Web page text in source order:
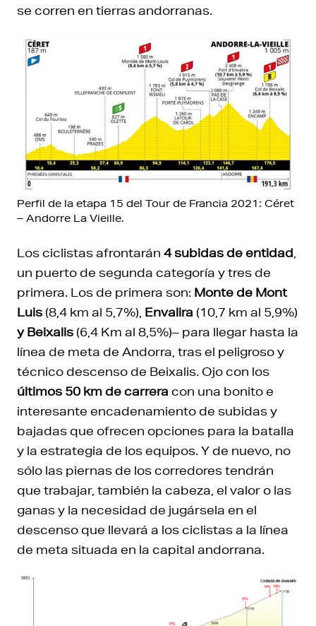
se corren en tierras andorranas.
Perfil de la etapa 15 del Tour de Francia 2021: Céret
– Andorre La Vieille.
Los ciclistas afrontarán 4 subidas de entidad
un puerto de segunda categoría y tres de
primera. Los de primera son: Monte de Mont
Luis (8,4 km al 5,7%), Envalira (10,7 km al 5,9%)
y Beixalis (6,4 Km al 8,5%)– para llegar hasta la
línea de meta de Andorra, tras el peligroso y
técnico descenso de Beixalis. Ojo con los
últimos 50 km de carrera con una bonito e
interesante encadenamiento de subidas y
bajadas que ofrecen opciones para la batalla
y la estrategia de los equipos. Y de nuevo, no
sólo las piernas de los corredores tendrán
que trabajar, también la cabeza, el valor o las
ganas y la necesidad de jugársela en el
descenso que llevará a los ciclistas a la línea
de meta situada en la capital andorrana.